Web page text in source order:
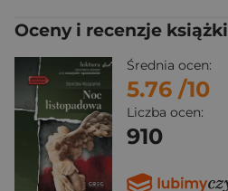
Oceny i recenzje książki
Średnia ocen:
5.76 /10
Liczba ocen:
910